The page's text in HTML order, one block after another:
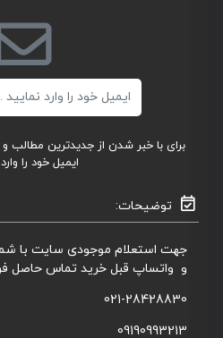
برای با خبر شدن از جدیدترین مطالب
ایمیل خود را
توضیحات:
جهت استعلام موجودی سایت با
و واتساپ قبل خرید تماس حاصل
021-28428830
09190993213